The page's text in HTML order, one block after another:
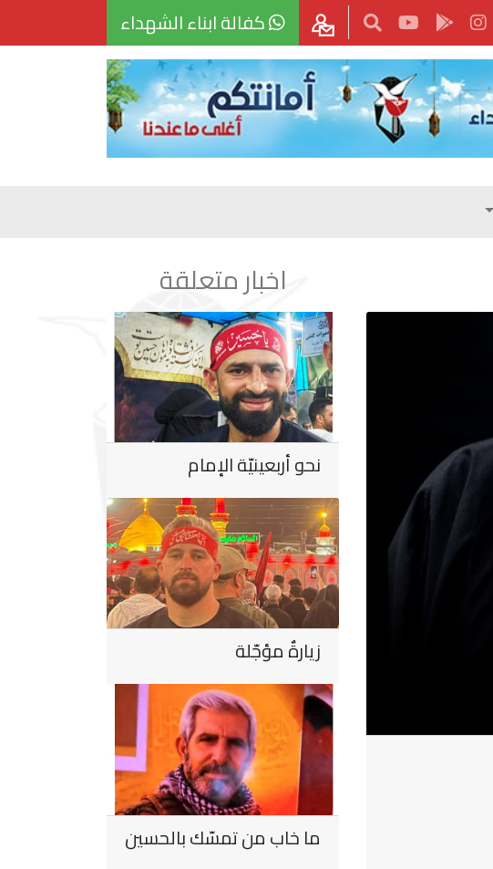
كفالة ابناء الشهداء
اخبار متعلقة
نحو أربعينيّة الإمام
زيارةٌ مؤجّلة
ما خاب من تمسّك بالحسين